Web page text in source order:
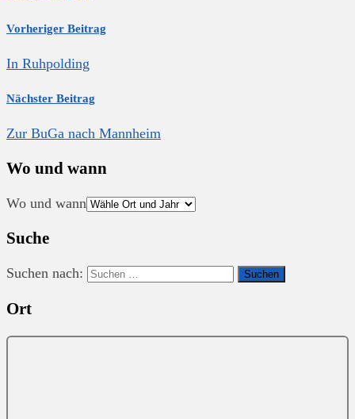
Vorheriger Beitrag
In Ruhpolding
Nächster Beitrag
Zur BuGa nach Mannheim
Wo und wann
Wo und wann
Suche
Suchen nach:
Ort